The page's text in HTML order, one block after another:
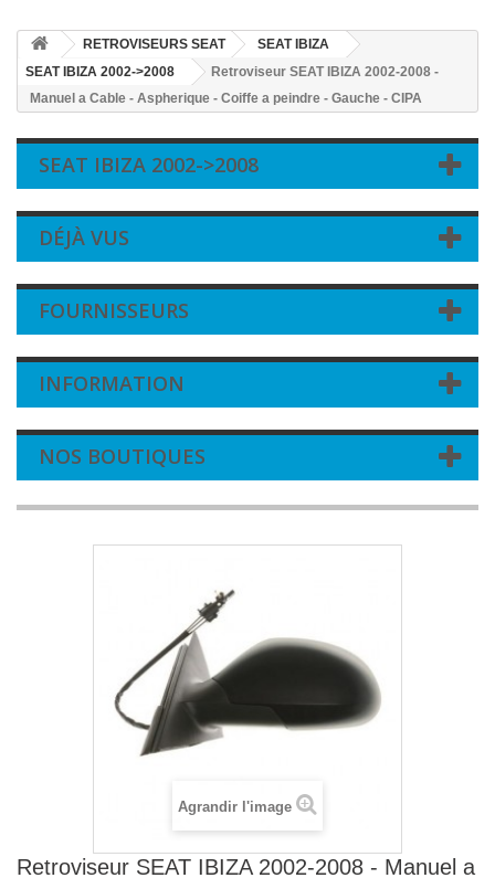
RETROVISEURS SEAT
SEAT IBIZA
SEAT IBIZA 2002->2008
Retroviseur SEAT IBIZA 2002-2008 -
Manuel a Cable - Aspherique - Coiffe a peindre - Gauche - CIPA
SEAT IBIZA 2002->2008
DÉJÀ VUS
FOURNISSEURS
INFORMATION
NOS BOUTIQUES
Agrandir l'image
Retroviseur SEAT IBIZA 2002-2008 - Manuel a